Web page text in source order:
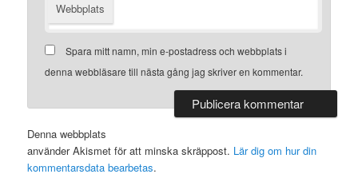
Webbplats
Spara mitt namn, min e-postadress och webbplats i
denna webbläsare till nästa gång jag skriver en kommentar.
Denna webbplats
använder Akismet för att minska skräppost. Lär dig om hur din
kommentarsdata bearbetas.